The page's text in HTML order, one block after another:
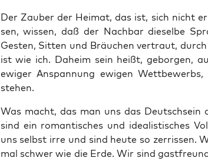
Der Zau­ber der Hei­mat, das ist, sich nicht
sen, wis­sen, daß der Nach­bar die­sel­be
Ges­ten, Sit­ten und Bräu­chen ver­traut,
ist wie ich. Daheim sein heißt, gebor­gen,
ewi­ger Anspan­nung ewi­gen
stehen.
Was macht, das man uns das Deutsch­sein
sind ein roman­ti­sches und idea­lis­ti­sches
uns selbst irre und sind heu­te so zer­ris­sen.
mal schwer wie die Erde. Wir sind